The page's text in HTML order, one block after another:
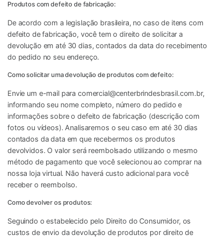
Produtos com defeito de fabricação:
De acordo com a legislação brasileira, no caso de itens com
defeito de fabricação, você tem o direito de solicitar a
devolução em até 30 dias, contados da data do recebimento
do pedido no seu endereço.
Como solicitar uma devolução de produtos com defeito:
Envie um e-mail para comercial@centerbrindesbrasil.com.br,
informando seu nome completo, número do pedido e
informações sobre o defeito de fabricação (descrição com
fotos ou vídeos). Analisaremos o seu caso em até 30 dias
contados da data em que recebermos os produtos
devolvidos. O valor será reembolsado utilizando o mesmo
método de pagamento que você selecionou ao comprar na
nossa loja virtual. Não haverá custo adicional para você
receber o reembolso.
Como devolver os produtos:
Seguindo o estabelecido pelo Direito do Consumidor, os
custos de envio da devolução de produtos por direito de